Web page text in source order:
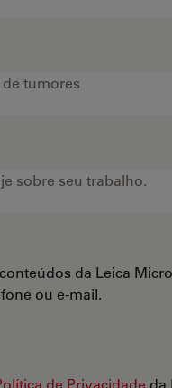
da Leica
ou e-mail.
de Privacidade da